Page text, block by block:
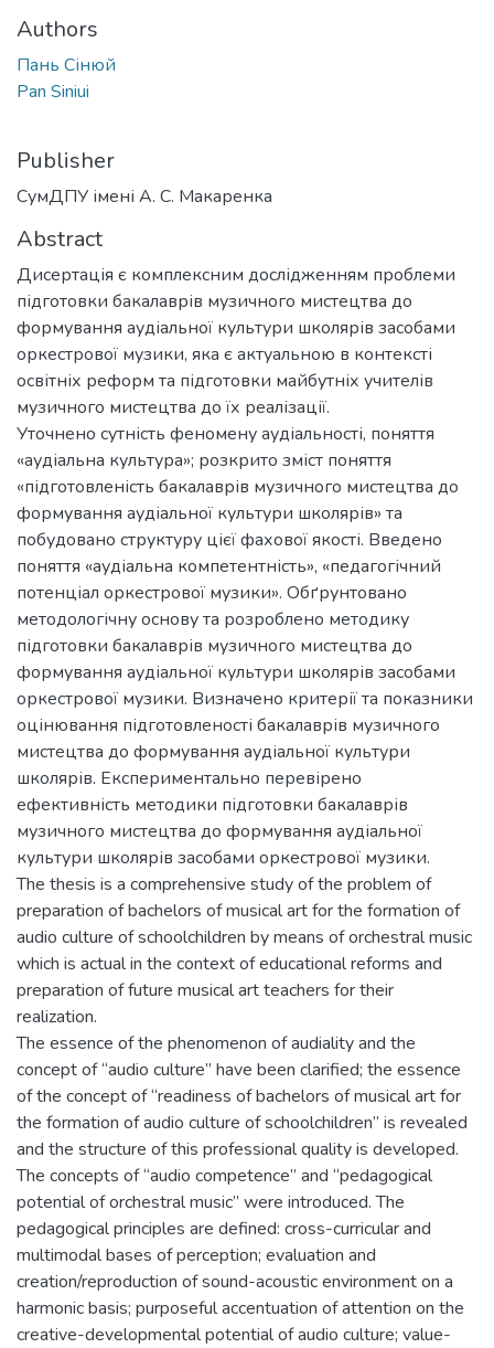
Authors
Пань Сінюй
Pan Siniui
Publisher
СумДПУ імені А. С. Макаренка
Abstract
Дисертація є комплексним дослідженням проблеми
підготовки бакалаврів музичного мистецтва до
формування аудіальної культури школярів засобами
оркестрової музики, яка є актуальною в контексті
освітніх реформ та підготовки майбутніх учителів
музичного мистецтва до їх реалізації.
Уточнено сутність феномену аудіальності, поняття
«аудіальна культура»; розкрито зміст поняття
«підготовленість бакалаврів музичного мистецтва до
формування аудіальної культури школярів» та
побудовано структуру цієї фахової якості. Введено
поняття «аудіальна компетентність», «педагогічний
потенціал оркестрової музики». Обґрунтовано
методологічну основу та розроблено методику
підготовки бакалаврів музичного мистецтва до
формування аудіальної культури школярів засобами
оркестрової музики. Визначено критерії та показники
оцінювання підготовленості бакалаврів музичного
мистецтва до формування аудіальної культури
школярів. Експериментально перевірено
ефективність методики підготовки бакалаврів
музичного мистецтва до формування аудіальної
культури школярів засобами оркестрової музики.
The thesis is a comprehensive study of the problem of
preparation of bachelors of musical art for the formation of
audio culture of schoolchildren by means of orchestral music
which is actual in the context of educational reforms and
preparation of future musical art teachers for their
realization.
The essence of the phenomenon of audiality and the
concept of “audio culture” have been clarified; the essence
of the concept of “readiness of bachelors of musical art for
the formation of audio culture of schoolchildren” is revealed
and the structure of this professional quality is developed.
The concepts of “audio competence” and “pedagogical
potential of orchestral music” were introduced. The
pedagogical principles are defined: cross-curricular and
multimodal bases of perception; evaluation and
creation/reproduction of sound-acoustic environment on a
harmonic basis; purposeful accentuation of attention on the
creative-developmental potential of audio culture; value-